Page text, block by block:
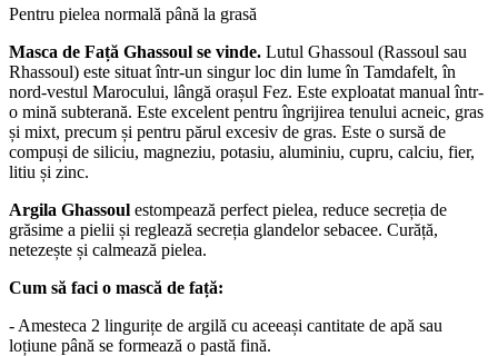
Pentru pielea normală până la grasă
Masca de Față Ghassoul se vinde. Lutul Ghassoul (Rassoul sau
Rhassoul) este situat într-un singur loc din lume în Tamdafelt, în
nord-vestul Marocului, lângă orașul Fez. Este exploatat manual într-
o mină subterană. Este excelent pentru îngrijirea tenului acneic, gras
și mixt, precum și pentru părul excesiv de gras. Este o sursă de
compuși de siliciu, magneziu, potasiu, aluminiu, cupru, calciu, fier,
litiu și zinc.
Argila Ghassoul estompează perfect pielea, reduce secreția de
grăsime a pielii și reglează secreția glandelor sebacee. Curăță,
netezește și calmează pielea.
Cum să faci o mască de față:
- Amesteca 2 lingurițe de argilă cu aceeași cantitate de apă sau
loțiune până se formează o pastă fină.